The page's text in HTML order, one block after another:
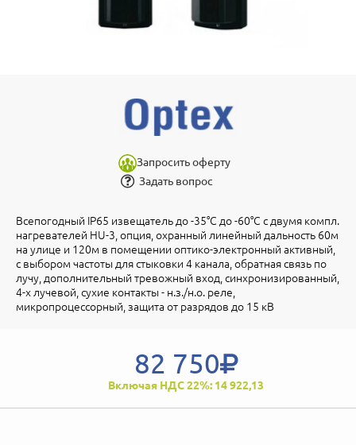
Запросить оферту
Задать вопрос
Всепогодный IP65 извещатель до -35°С до -60°С с двумя компл.
нагревателей HU-3, опция, охранный линейный дальность 60м
на улице и 120м в помещении оптико-электронный активный,
с выбором частоты для стыковки 4 канала, обратная связь по
лучу, дополнительный тревожный вход, синхронизированный,
4-х лучевой, сухие контакты - н.з./н.о. реле,
микропроцессорный, защита от разрядов до 15 кВ
82 750
Включая НДС 22%: 14 922,13